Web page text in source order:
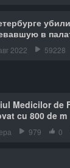
в
2022 59228
Medicilor de
cu 800 de m
979 0